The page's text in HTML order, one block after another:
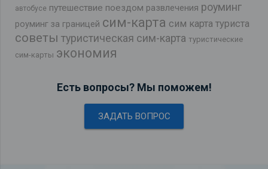
автобусе путешествие поездом развлечения роуминг
роуминг за границей сим-карта сим карта туриста
советы туристическая сим-карта туристические
сим-карты экономия
Есть вопросы? Мы поможем!
ЗАДАТЬ ВОПРОС